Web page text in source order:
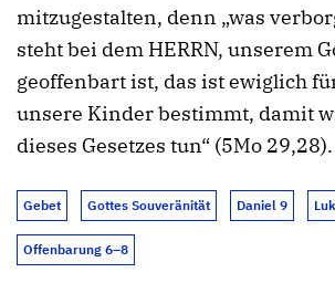
mitzugestalten, denn „was
steht bei dem HERRN, unserem
geoffenbart ist, das ist ewiglich
unsere Kinder bestimmt, damit
dieses Gesetzes tun“ (5Mo 29,28).
Gebet Gottes Souveränität Daniel 9
Offenbarung 6–8